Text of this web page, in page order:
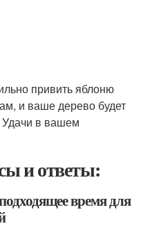
привить яблоню
и ваше дерево будет
в вашем
и ответы:
время для